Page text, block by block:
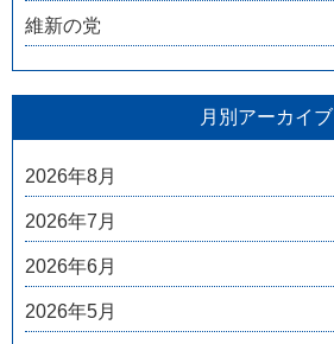
維新の党
月別アーカイブ
2026年8月
2026年7月
2026年6月
2026年5月